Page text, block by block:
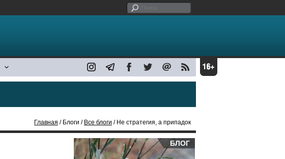
Главная / Блоги / Все блоги / Не стратегия, а припадок
БЛОГ